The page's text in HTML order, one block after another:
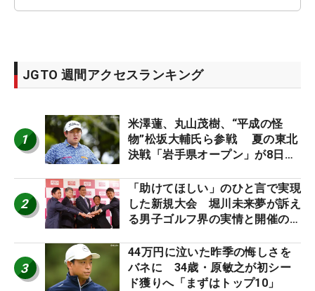
JGTO 週間アクセスランキング
1
米澤蓮、丸山茂樹、“平成の怪
物”松坂大輔氏ら参戦 夏の東北
決戦「岩手県オープン」が8日開
2
「助けてほしい」のひと言で実現
した新規大会 堀川未来夢が訴え
る男子ゴルフ界の実情と開催の舞
3
44万円に泣いた昨季の悔しさを
バネに 34歳・原敏之が初シー
ド獲りへ「まずはトップ10」